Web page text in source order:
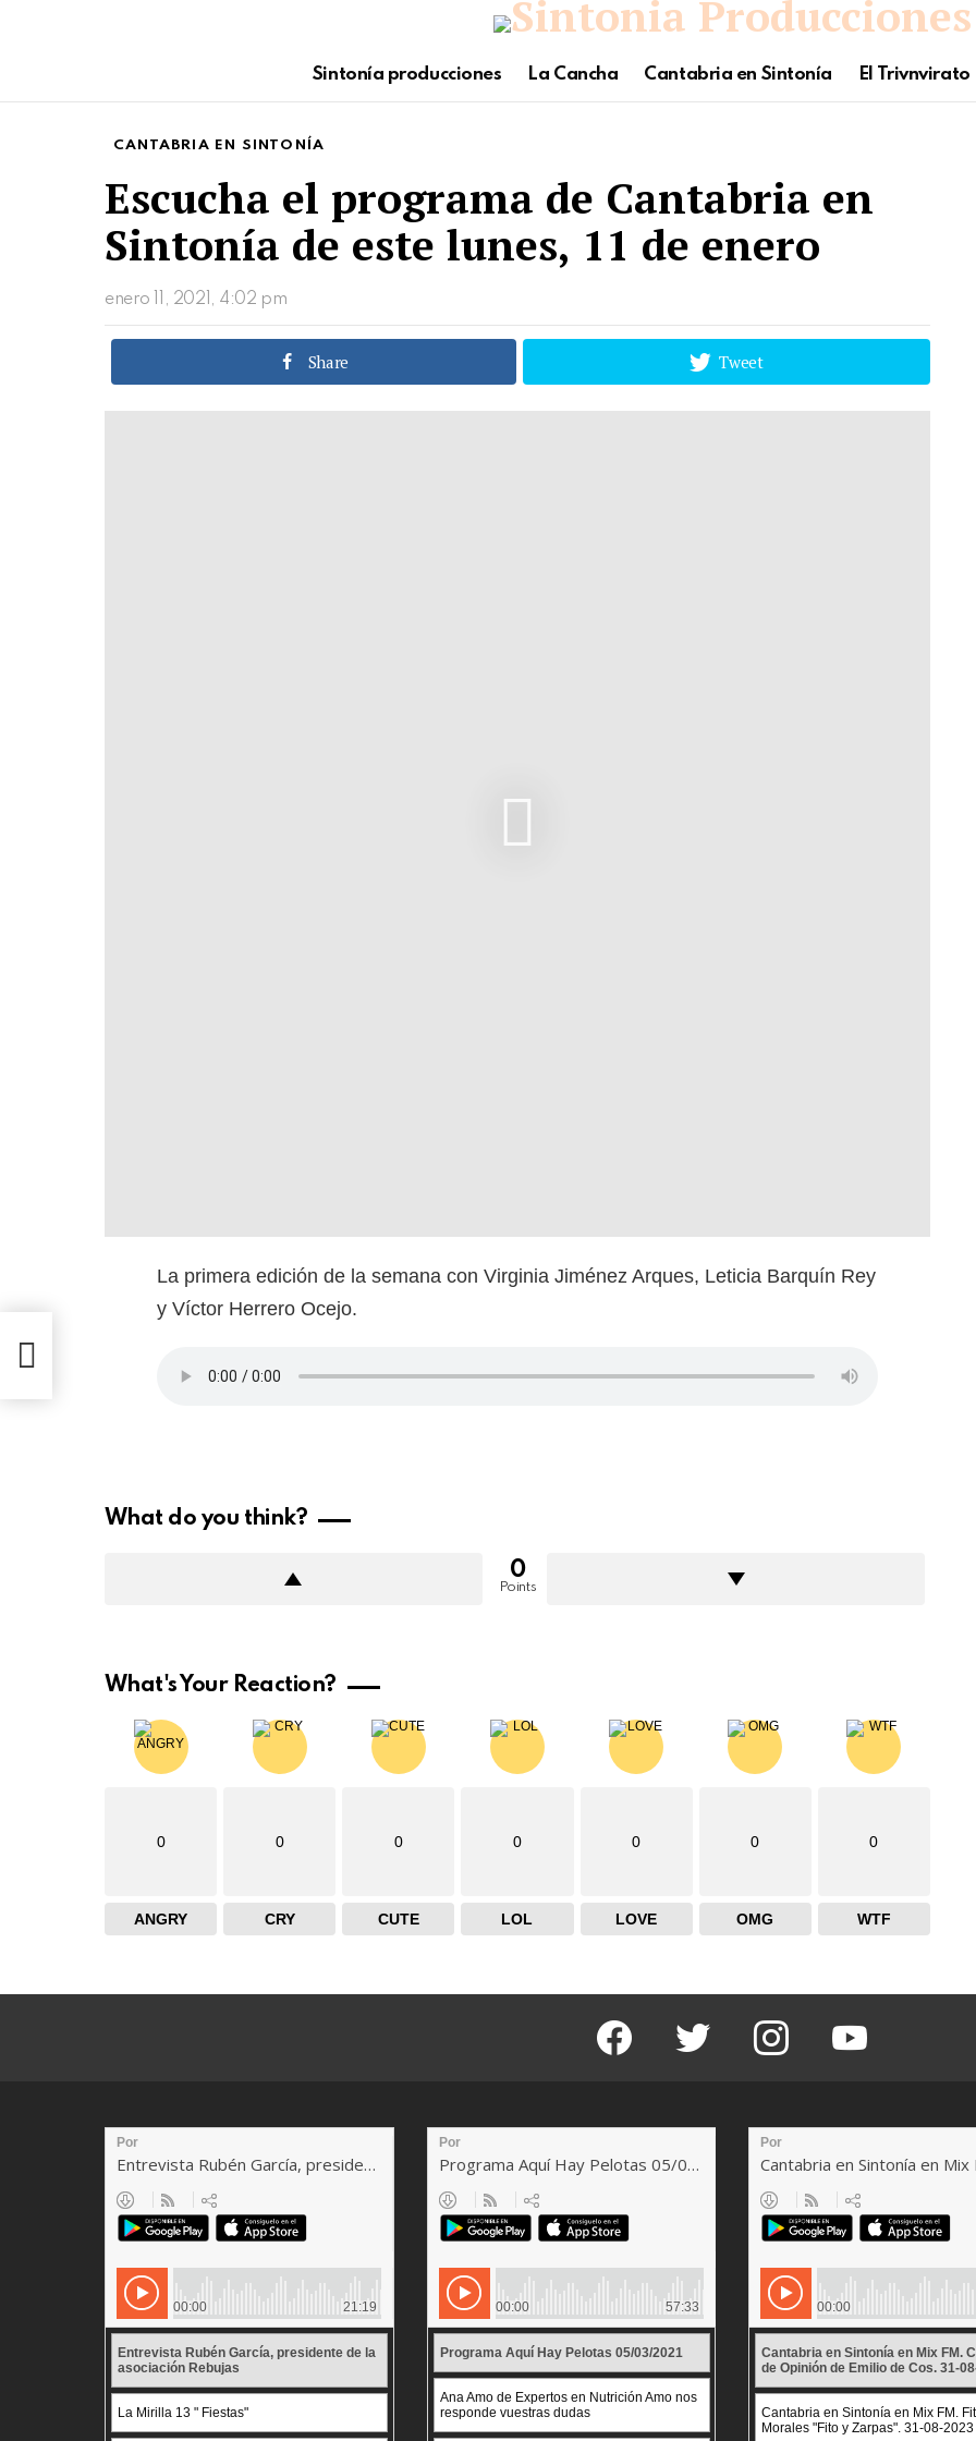
Sintonía producciones La Cancha Cantabria en Sintonía El Trivnvirato
CANTABRIA EN SINTONÍA
Escucha el programa de Cantabria en
Sintonía de este lunes, 11 de enero
enero 11, 2021, 4:02 pm
Share Tweet
La primera edición de la semana con Virginia Jiménez Arques, Leticia Barquín Rey
y Víctor Herrero Ocejo.
What do you think?
0
Points
What's Your Reaction?
0
ANGRY
0
CRY
0
CUTE
0
LOL
0
LOVE
0
OMG
0
WTF
facebook twitter instagram youtube